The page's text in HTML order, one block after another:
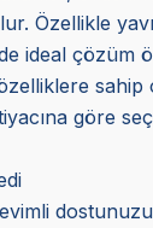
Özellikle
ideal çözüm
göre